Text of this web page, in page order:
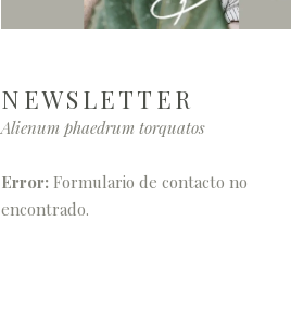
NEWSLETTER
Alienum phaedrum torquatos
Error: Formulario de contacto no
encontrado.